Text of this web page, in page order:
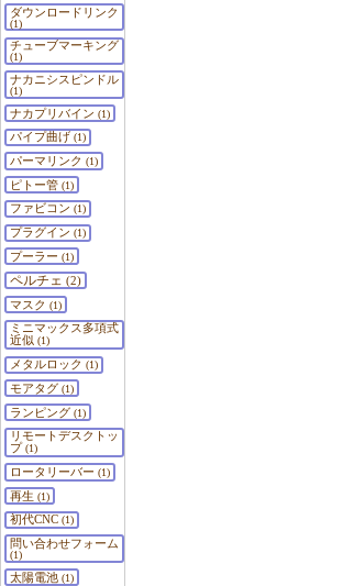
ダウンロードリンク
(1)
チューブマーキング
(1)
ナカニシスピンドル
(1)
ナカプリバイン (1)
パイプ曲げ(1)
パーマリンク (1)
ピトー管(1)
ファビコン (1)
プラグイン (1)
プーラー (1)
ペルチェ (2)
マスク (1)
ミニマックス多項式
近似(1)
メタルロック (1)
モアタグ(1)
ランピング(1)
リモートデスクトッ
プ(1)
ロータリーバー (1)
再生 (1)
初代CNC(1)
問い合わせフォーム
(1)
太陽電池(1)